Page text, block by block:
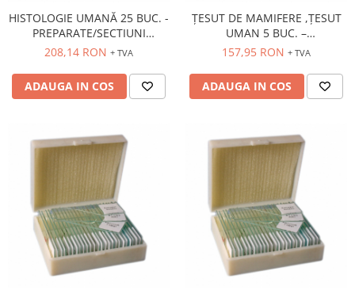
HISTOLOGIE UMANĂ 25 BUC. -
PREPARATE/SECTIUNI
MICROSCOPICE
208,14 RON + TVA
ADAUGA IN COS
ȚESUT DE MAMIFERE ,ȚESUT
UMAN 5 BUC. –
PREPARATE/SECTIUNI
157,95 RON + TVA
ADAUGA IN COS